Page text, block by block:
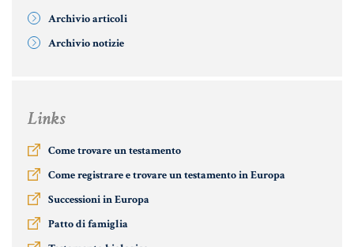
Informative Generali
VERIFICA FIRMA DIGITALE
VADEMECUM
Archivio articoli
Archivio notizie
Links
Come trovare un testamento
Come registrare e trovare un testamento in Europa
Successioni in Europa
Patto di famiglia